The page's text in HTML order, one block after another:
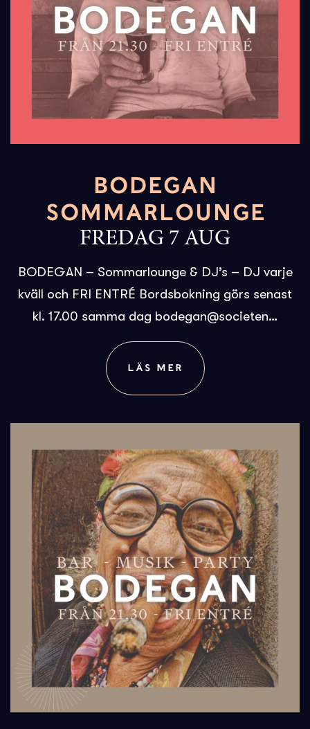
BODEGAN
SOMMARLOUNGE
FREDAG 7 AUG
BODEGAN – Sommarlounge & DJ’s – DJ varje
kväll och FRI ENTRÉ Bordsbokning görs senast
kl. 17.00 samma dag bodegan@societen…
LÄS MER